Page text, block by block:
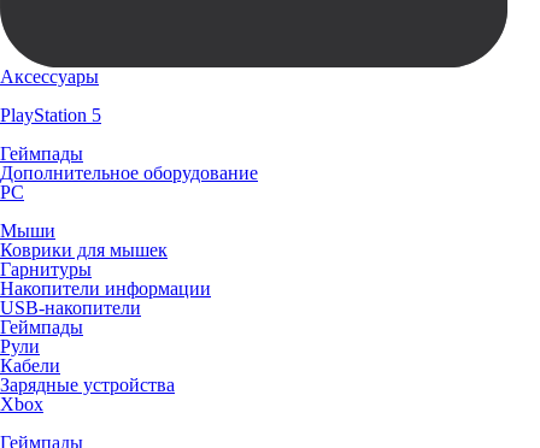
Аксессуары
PlayStation 5
Геймпады
Дополнительное оборудование
PC
Мыши
Коврики для мышек
Гарнитуры
Накопители информации
USB-накопители
Геймпады
Рули
Кабели
Зарядные устройства
Xbox
Геймпады